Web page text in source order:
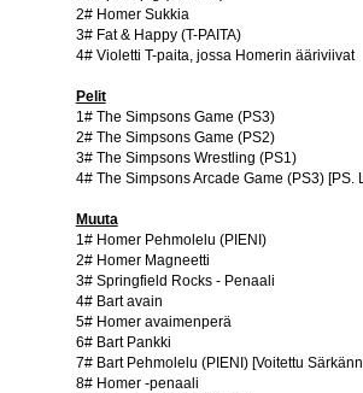
2# Homer Sukkia
3# Fat & Happy (T-PAITA)
4# Violetti T-paita, jossa Homerin ääriviivat
Pelit
1# The Simpsons Game (PS3)
2# The Simpsons Game (PS2)
3# The Simpsons Wrestling (PS1)
4# The Simpsons Arcade Game (PS3)
Muuta
1# Homer Pehmolelu (PIENI)
2# Homer Magneetti
3# Springfield Rocks - Penaali
4# Bart avain
5# Homer avaimenperä
6# Bart Pankki
7# Bart Pehmolelu (PIENI) [Voitettu
8# Homer -penaali